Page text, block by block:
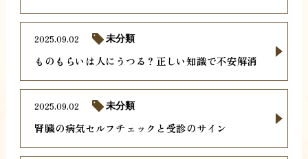
ものもらいは人にうつる？正しい知識で不安解消
2025.09.02 未分類
腎臓の病気セルフチェックと受診のサイン
2025.09.02 未分類